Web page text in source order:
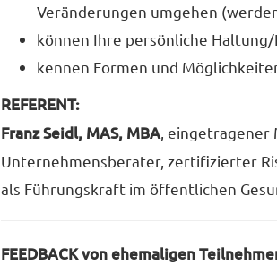
Veränderungen umgehen
können Ihre persönliche
kennen Formen und
REFERENT:
Franz Seidl, MAS, MBA, eingetragener
Unternehmensberater, zertifizierter
als Führungskraft im öffentlichen
FEEDBACK von ehemaligen